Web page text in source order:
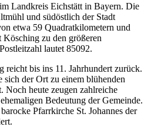
Landkreis Eichstätt in Bayern. Die
und südöstlich der Stadt
etwa 59 Quadratkilometern und
zu den größeren
lautet 85092.
reicht bis ins 11. Jahrhundert zurück.
der Ort zu einem blühenden
Noch heute zeugen zahlreiche
Bedeutung der Gemeinde.
Pfarrkirche St. Johannes der